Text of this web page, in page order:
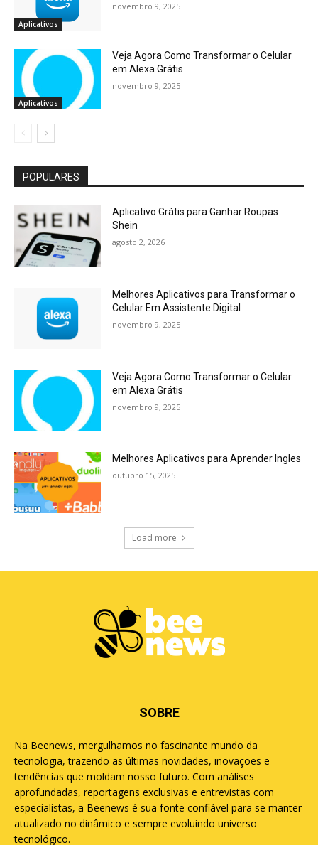
Aplicativos
novembro 9, 2025
Aplicativos
Veja Agora Como Transformar o Celular
em Alexa Grátis
novembro 9, 2025
POPULARES
Aplicativo Grátis para Ganhar Roupas
Shein
agosto 2, 2026
Melhores Aplicativos para Transformar o
Celular Em Assistente Digital
novembro 9, 2025
Veja Agora Como Transformar o Celular
em Alexa Grátis
novembro 9, 2025
Melhores Aplicativos para Aprender Ingles
outubro 15, 2025
Load more
SOBRE
Na Beenews, mergulhamos no fascinante mundo da
tecnologia, trazendo as últimas novidades, inovações e
tendências que moldam nosso futuro. Com análises
aprofundadas, reportagens exclusivas e entrevistas com
especialistas, a Beenews é sua fonte confiável para se manter
atualizado no dinâmico e sempre evoluindo universo
tecnológico.